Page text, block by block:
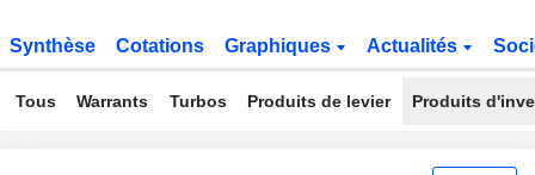
Synthèse Cotations Graphiques Actualités
Tous Warrants Turbos Produits de levier Produits